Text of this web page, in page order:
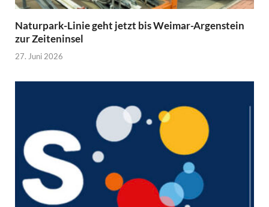
Naturpark-Linie geht jetzt bis Weimar-Argenstein
zur Zeiteninsel
27. Juni 2026